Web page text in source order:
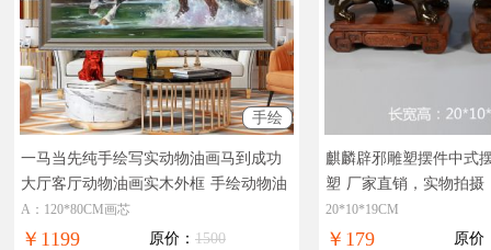
手绘
一马当先纯手绘写实动物油画马到成功
大厅客厅动物油画实木外框 手绘动物油
画写实写匹
A：120*80CM画芯
￥1199 原价： 1500
麒麟辟邪雕塑摆件中式
塑 厂家直销，实物拍摄
国免邮
20*10*19CM
￥179 原价